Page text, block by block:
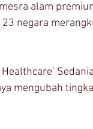
alam
negara
mengubah